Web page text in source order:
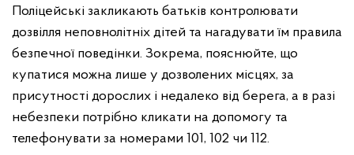
Поліцейські закликають батьків контролювати
дозвілля неповнолітніх дітей та нагадувати їм правила
безпечної поведінки. Зокрема, пояснюйте, що
купатися можна лише у дозволених місцях, за
присутності дорослих і недалеко від берега, а в разі
небезпеки потрібно кликати на допомогу та
телефонувати за номерами 101, 102 чи 112.